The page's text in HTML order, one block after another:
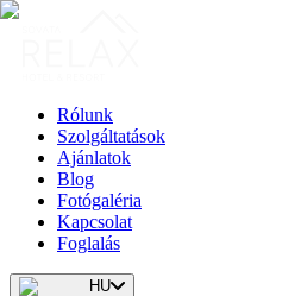
Rólunk
Szolgáltatások
Ajánlatok
Blog
Fotógaléria
Kapcsolat
Foglalás
HU